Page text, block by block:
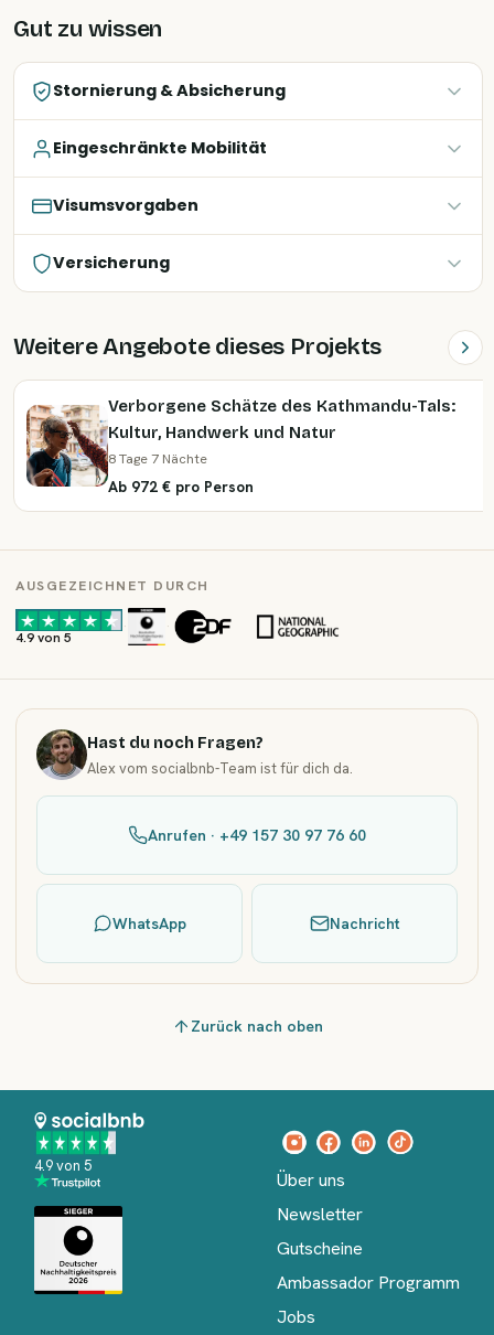
Gut zu wissen
Stornierung & Absicherung
Eingeschränkte Mobilität
Visumsvorgaben
Versicherung
Weitere Angebote dieses Projekts
Verborgene Schätze des Kathmandu-Tals:
Kultur, Handwerk und Natur
8 Tage 7 Nächte
Ab 972 € pro Person
AUSGEZEICHNET DURCH
4.9 von 5
· ·
Hast du noch Fragen?
Alex vom socialbnb-Team ist für dich da.
Anrufen · +49 157 30 97 76 60
WhatsApp Nachricht
Zurück nach oben
4.9 von 5
Über uns
Newsletter
Gutscheine
Ambassador Programm
Jobs